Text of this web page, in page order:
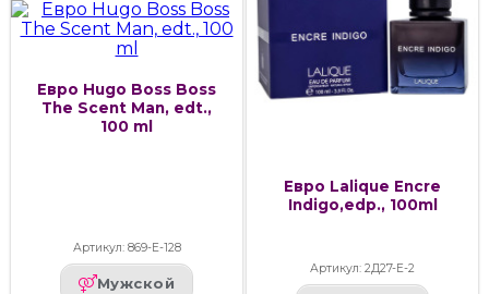
Евро Hugo Boss Boss
The Scent Man, edt.,
100 ml
Артикул: 869-Е-128
Мужской
Евро Lalique Encre
Indigo,edp., 100ml
Артикул: 2Д27-Е-2